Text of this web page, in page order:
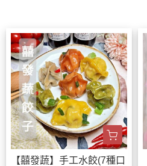
【囍發蔬】手工水餃(7種口